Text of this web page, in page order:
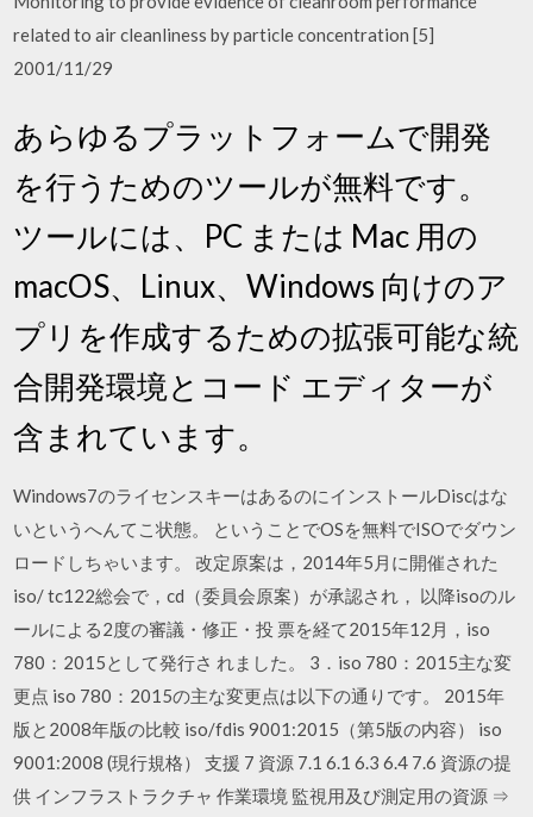
related to air cleanliness by particle concentration [5]
2001/11/29
あらゆるプラットフォームで開発
を行うためのツールが無料です。
ツールには、PC または Mac 用の
macOS、Linux、Windows 向けのア
プリを作成するための拡張可能な統
合開発環境とコード エディターが
含まれています。
Windows7のライセンスキーはあるのにインストールDiscはな
いというへんてこ状態。 ということでOSを無料でISOでダウン
ロードしちゃいます。 改定原案は，2014年5月に開催された
iso/ tc122総会で，cd（委員会原案）が承認され， 以降isoのル
ールによる2度の審議・修正・投 票を経て2015年12月，iso
780：2015として発行さ れました。 3．iso 780：2015主な変
更点 iso 780：2015の主な変更点は以下の通りです。 2015年
版と2008年版の比較 iso/fdis 9001:2015（第5版の内容） iso
9001:2008 (現行規格） 支援 7 資源 7.1 6.1 6.3 6.4 7.6 資源の提
供 インフラストラクチャ 作業環境 監視用及び測定用の資源 ⇒